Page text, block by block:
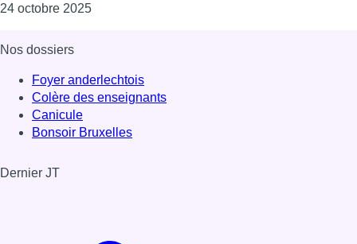
24 octobre 2025Consulter l'article "Le délégué aux droits de
Nos dossiers
Foyer anderlechtois
Colère des enseignants
Canicule
Bonsoir Bruxelles
Dernier JT